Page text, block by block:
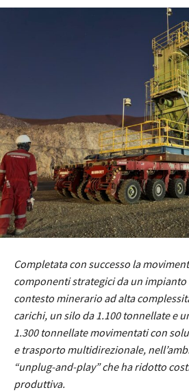
Completata con successo la
componenti strategici da un impianto
contesto minerario ad alta
carichi, un silo da 1.100 tonnellate e
1.300 tonnellate movimentati con
e trasporto multidirezionale,
“unplug-and-play” che ha ridotto
produttiva.